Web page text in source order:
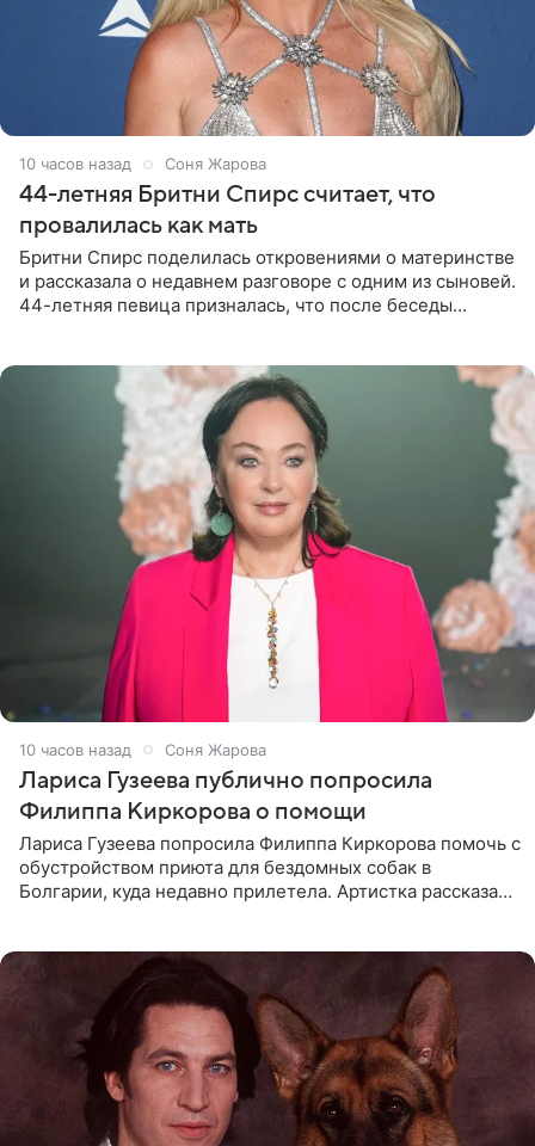
10 часов назад Соня Жарова
44-летняя Бритни Спирс считает, что
провалилась как мать
Бритни Спирс поделилась откровениями о материнстве
и рассказала о недавнем разговоре с одним из сыновей.
44-летняя певица призналась, что после беседы
10 часов назад Соня Жарова
Лариса Гузеева публично попросила
Филиппа Киркорова о помощи
Лариса Гузеева попросила Филиппа Киркорова помочь с
обустройством приюта для бездомных собак в
Болгарии, куда недавно прилетела. Артистка рассказала